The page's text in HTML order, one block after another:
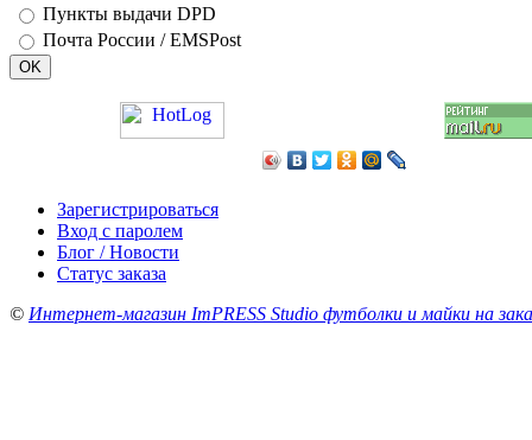
Пункты выдачи DPD
Почта России / EMSPost
Зарегистрироваться
Вход с паролем
Блог / Новости
Статус заказа
© Интернет-магазин ImPRESS Studio футболки и майки на